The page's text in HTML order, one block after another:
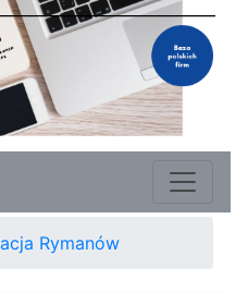
Rymanów